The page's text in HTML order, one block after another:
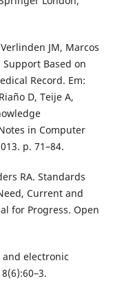
JM, Marcos
Based on
Record. Em:
D, Teije A,
in Computer
p. 71–84.
RA. Standards
Current and
for Progress. Open
electronic